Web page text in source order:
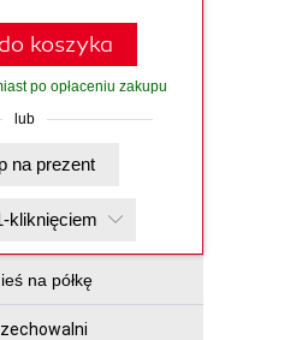
koszyka
po opłaceniu zakupu
lub
Kup na prezent
kliknięciem
na półkę